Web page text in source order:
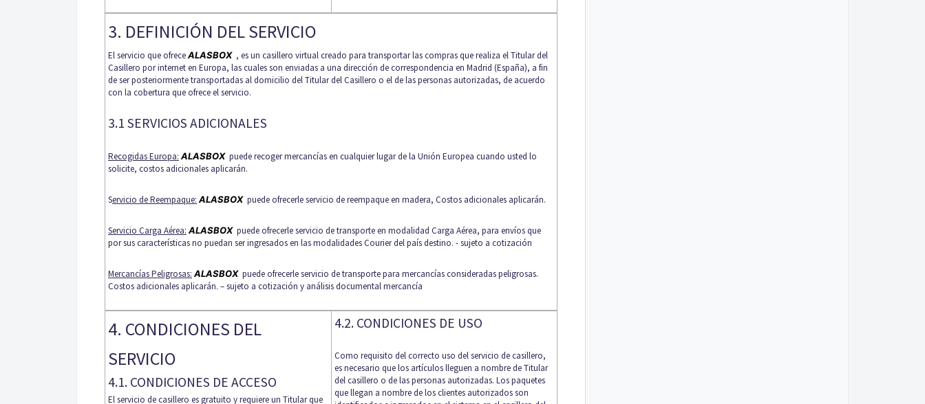
3. DEFINICIÓN DEL SERVICIO
El servicio que ofreceALASBOX , es un casillero virtual creado para transportar las compras que realiza el Titular del
Casillero por internet en Europa, las cuales son enviadas a una dirección de correspondencia en Madrid (España), a fin
de ser posteriormente transportadas al domicilio del Titular del Casillero o el de las personas autorizadas, de acuerdo
con la cobertura que ofrece el servicio.
3.1 SERVICIOS ADICIONALES
Recogidas Europa: ALASBOX puede recoger mercancías en cualquier lugar de la Unión Europea cuando usted lo
solicite, costos adicionales aplicarán.
Servicio de Reempaque: ALASBOX puede ofrecerle servicio de reempaque en madera, Costos adicionales aplicarán.
Servicio Carga Aérea: ALASBOX puede ofrecerle servicio de transporte en modalidad Carga Aérea, para envíos que
por sus características no puedan ser ingresados en las modalidades Courier del país destino. - sujeto a cotización
Mercancías Peligrosas: ALASBOX puede ofrecerle servicio de transporte para mercancías consideradas peligrosas.
Costos adicionales aplicarán. – sujeto a cotización y análisis documental mercancía
4. CONDICIONES DEL
SERVICIO
4.1. CONDICIONES DE ACCESO
El servicio de casillero es gratuito y requiere un Titular que
4.2. CONDICIONES DE USO
Como requisito del correcto uso del servicio de casillero,
es necesario que los artículos lleguen a nombre de Titular
del casillero o de las personas autorizadas. Los paquetes
que llegan a nombre de los clientes autorizados son